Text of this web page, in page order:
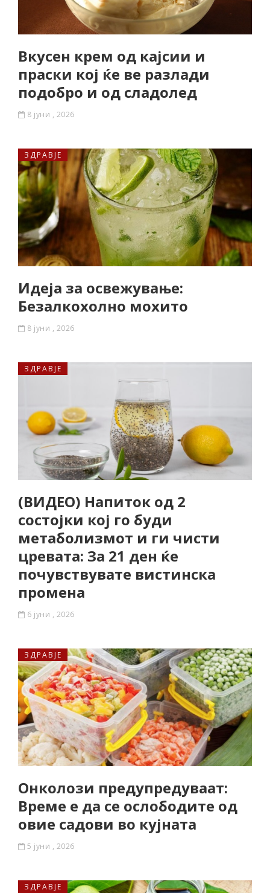
Вкусен крем од кајсии и
праски кој ќе ве разлади
подобро и од сладолед
8 јуни , 2026
ЗДРАВЈЕ
Идеја за освежување:
Безалкохолно мохито
8 јуни , 2026
ЗДРАВЈЕ
(ВИДЕО) Напиток од 2
состојки кој го буди
метаболизмот и ги чисти
цревата: За 21 ден ќе
почувствувате вистинска
промена
6 јуни , 2026
ЗДРАВЈЕ
Онколози предупредуваат:
Време е да се ослободите од
овие садови во кујната
5 јуни , 2026
ЗДРАВЈЕ